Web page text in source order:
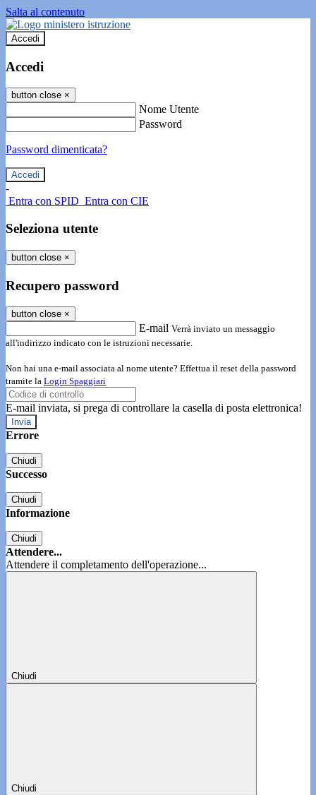
Salta al contenuto
Accedi
Accedi
button close ×
Nome Utente
Password
Password dimenticata?
-
Entra con SPID Entra con CIE
Seleziona utente
button close ×
Recupero password
button close ×
E-mail Verrà inviato un messaggio
all'indirizzo indicato con le istruzioni necessarie.
Non hai una e-mail associata al nome utente? Effettua il reset della password
tramite la Login Spaggiari
E-mail inviata, si prega di controllare la casella di posta elettronica!
Errore
Chiudi
Successo
Chiudi
Informazione
Chiudi
Attendere...
Attendere il completamento dell'operazione...
Chiudi
Chiudi